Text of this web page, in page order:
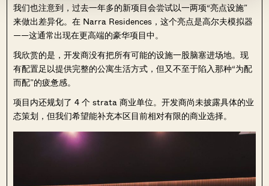
我们也注意到，过去一年多的新项目会尝试以一两项“亮点设施”
来做出差异化。在 Narra Residences，这个亮点是高尔夫模拟器
——这通常出现在更高端的豪华项目中。
我欣赏的是，开发商没有把所有可能的设施一股脑塞进场地。现
有配置足以提供完整的公寓生活方式，但又不至于陷入那种“为配
而配”的疲惫感。
项目内还规划了 4 个 strata 商业单位。开发商尚未披露具体的业
态策划，但我们希望能补充本区目前相对有限的商业选择。